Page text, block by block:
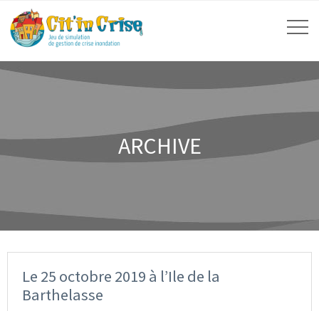
ARCHIVE
Le 25 octobre 2019 à l’Ile de la
Barthelasse